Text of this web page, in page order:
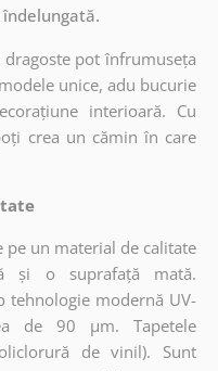
pot înfrumuseța
unice, adu bucurie
interioară. Cu
crea un cămin în care
un material de calitate
și o suprafață mată.
tehnologie modernă UV-
de 90 µm. Tapetele
de vinil). Sunt